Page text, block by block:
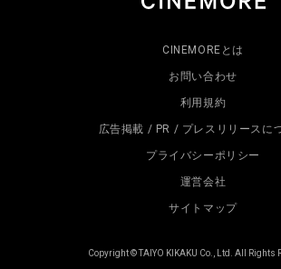
CINEMOREとは
お問い合わせ
利用規約
広告掲載 / PR / プレスリリースに
プライバシーポリシー
運営会社
サイトマップ
Copyright © TAIYO KIKAKU Co., Ltd. All Rights